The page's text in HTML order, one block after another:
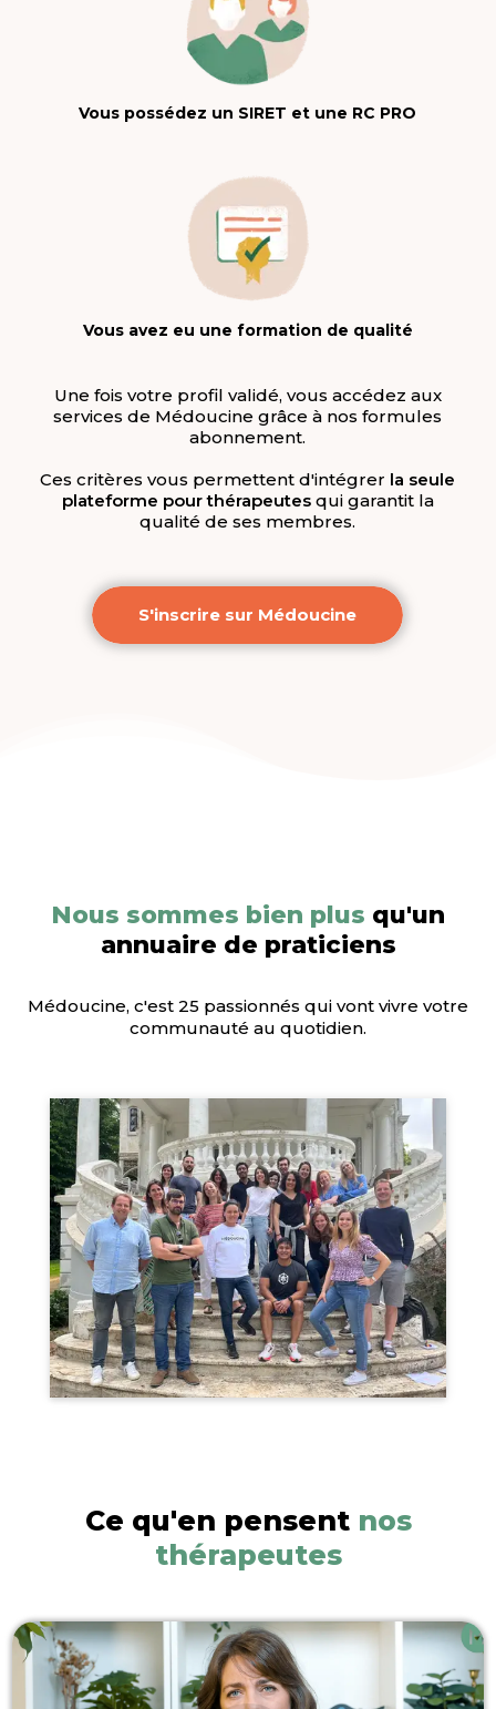
Vous possédez un SIRET et une RC PRO
Vous avez eu une formation de qualité
Une fois votre profil validé, vous accédez aux
services de Médoucine grâce à nos formules
abonnement.
Ces critères vous permettent d'intégrer la seule
plateforme pour thérapeutesqui garantit la
qualité de ses membres.
S'inscrire sur Médoucine
Nous sommes bien plus qu'un
annuaire de praticiens
Médoucine, c'est 25 passionnés qui vont vivre votre
communauté au quotidien.
Ce qu'en pensent nos
thérapeutes